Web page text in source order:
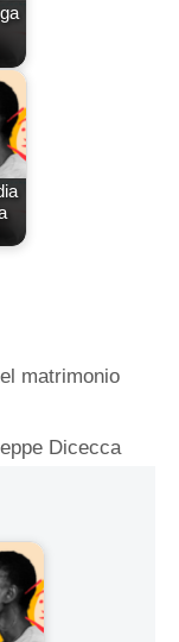
matrimonio
Dicecca